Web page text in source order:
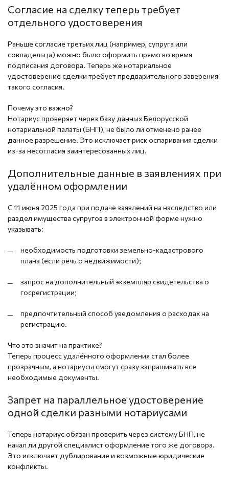
Согласие на сделку теперь требует
отдельного удостоверения
Раньше согласие третьих лиц (например, супруга или
совладельца) можно было оформить прямо во время
подписания договора. Теперь же нотариальное
удостоверение сделки требует предварительного заверения
такого согласия.
Почему это важно?
Нотариус проверяет через базу данных Белорусской
нотариальной палаты (БНП), не было ли отменено ранее
данное разрешение. Это исключает риск оспаривания сделки
из-за несогласия заинтересованных лиц.
Дополнительные данные в заявлениях при
удалённом оформлении
С 11 июня 2025 года при подаче заявлений на наследство или
раздел имущества супругов в электронной форме нужно
указывать:
необходимость подготовки земельно-кадастрового
плана (если речь о недвижимости);
запрос на дополнительный экземпляр свидетельства о
госрегистрации;
предпочтительный способ уведомления о расходах на
регистрацию.
Что это значит на практике?
Теперь процесс удалённого оформления стал более
прозрачным, а нотариусы смогут сразу запрашивать все
необходимые документы.
Запрет на параллельное удостоверение
одной сделки разными нотариусами
Теперь нотариус обязан проверить через систему БНП, не
начал ли другой специалист оформление того же договора.
Это исключает дублирование и возможные юридические
конфликты.